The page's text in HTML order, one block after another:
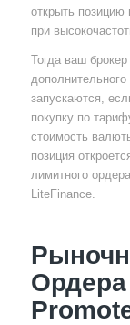
открыть
при
Тогда ваш
запускаются,
покупку по
стоимость
позиция
лимитного
LiteFinance.